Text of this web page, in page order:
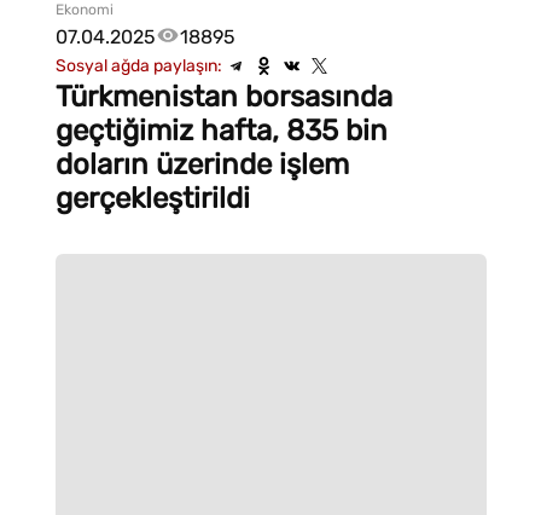
Ekonomi
07.04.2025 18895
Sosyal ağda paylaşın:
Türkmenistan borsasında
geçtiğimiz hafta, 835 bin
doların üzerinde işlem
gerçekleştirildi